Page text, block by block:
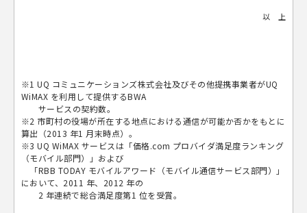
以 上
※1 UQ コミュニケーションズ株式会社及びその他提携事業者がUQ
WiMAX を利用して提供するBWA
サービスの契約数。
※2 市町村の役場が所在する地点における通信が可能か否かをもとに
算出（2013 年1 月末時点）。
※3 UQ WiMAX サービスは「価格.com プロバイダ満足度ランキング
（モバイル部門）」および
「RBB TODAY モバイルアワード（モバイル通信サービス部門）」
において、2011 年、2012 年の
2 年連続で総合満足度第1 位を受賞。